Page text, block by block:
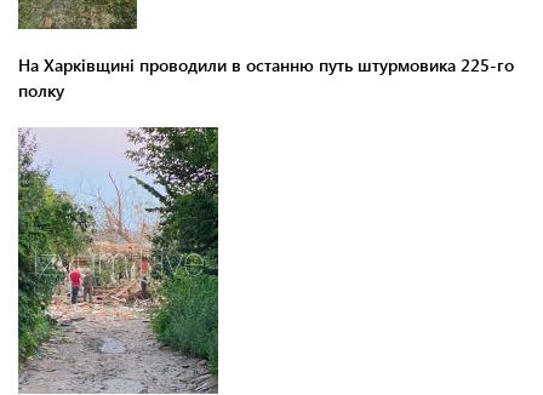
На Харківщині проводили в останню путь штурмовика 225-го
полку